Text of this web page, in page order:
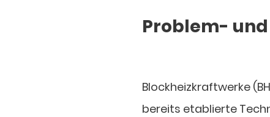
Problem-
Blockheizkraftwerke
bereits etablierte